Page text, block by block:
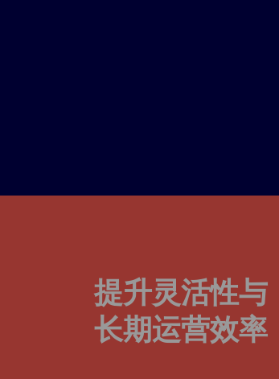
提升灵活性与
长期运营效率